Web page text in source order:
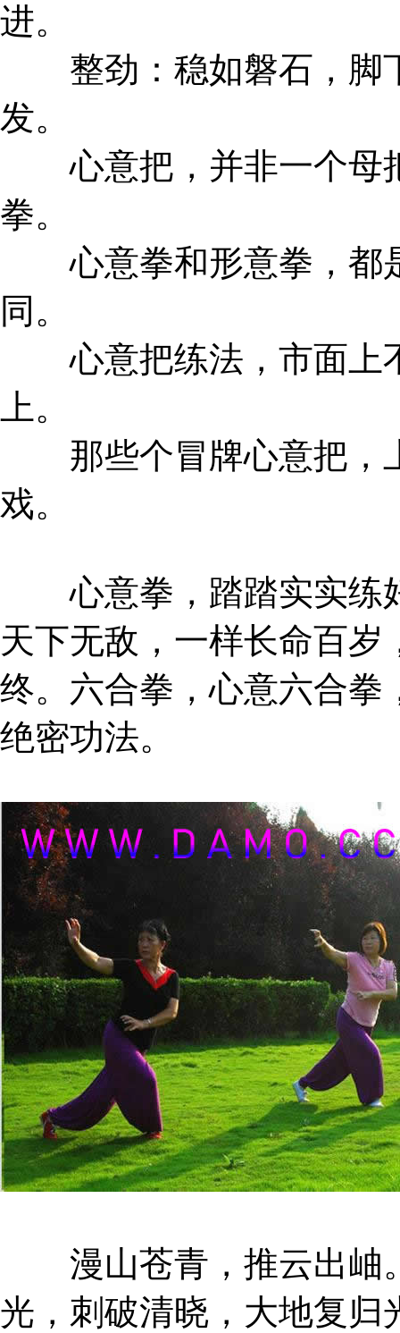
进。
整劲：稳如磐石，脚
发。
心意把，并非一个母
拳。
心意拳和形意拳，都
同。
心意把练法，市面上
上。
那些个冒牌心意把，
戏。
心意拳，踏踏实实练
天下无敌，一样长命百
终。六合拳，心意六合拳
绝密功法。
漫山苍青，推云出岫
光，刺破清晓，大地复归